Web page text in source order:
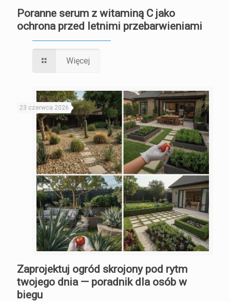
Poranne serum z witaminą C jako
ochrona przed letnimi przebarwieniami
Więcej
23 czerwca 2026
Zaprojektuj ogród skrojony pod rytm
twojego dnia — poradnik dla osób w
biegu